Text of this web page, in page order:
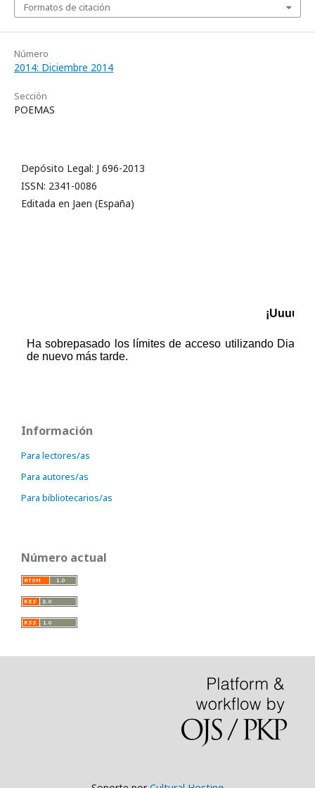
Formatos de citación
Número
2014: Diciembre 2014
Sección
POEMAS
Depósito Legal: J 696-2013
ISSN: 2341-0086
Editada en Jaen (España)
Información
Para lectores/as
Para autores/as
Para bibliotecarios/as
Número actual